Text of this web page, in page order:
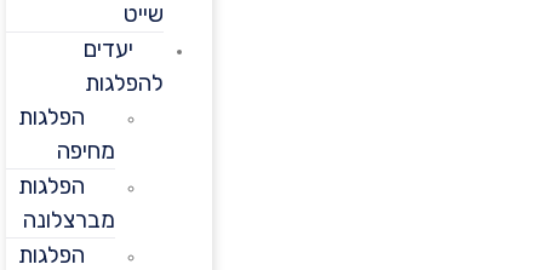
יעדים
להפלגות
הפלגות
מחיפה
הפלגות
מברצלונה
הפלגות